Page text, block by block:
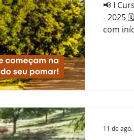
Expointer Festividades
📢 I Curso Prático de Pulverização em Nogueiras Pecan
- 2025 🗓 Data: 11 de
11 de